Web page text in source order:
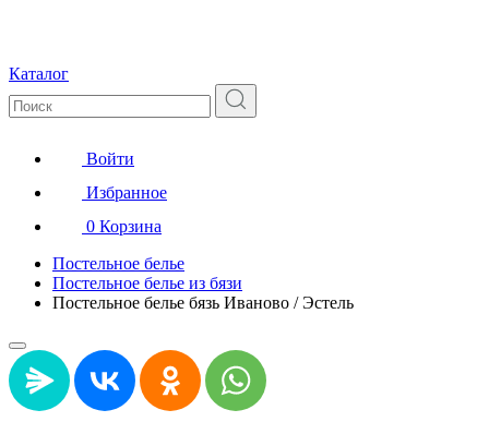
Каталог
Войти
Избранное
0 Корзина
Постельное белье
Постельное белье из бязи
Постельное белье бязь Иваново / Эстель